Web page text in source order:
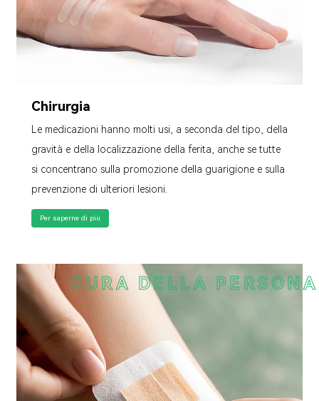
Chirurgia
Le medicazioni hanno molti usi, a seconda del tipo, della
gravità e della localizzazione della ferita, anche se tutte
si concentrano sulla promozione della guarigione e sulla
prevenzione di ulteriori lesioni.
Per saperne di più
CURA DELLA PERSONA